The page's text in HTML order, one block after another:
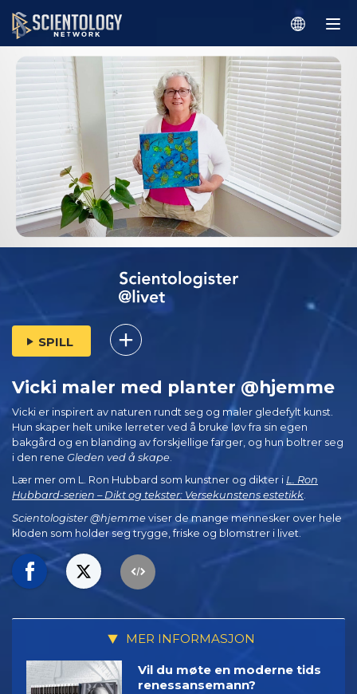
SPILL
Vicki maler med planter @hjemme
Vicki er inspirert av naturen rundt seg og maler gledefylt kunst.
Hun skaper helt unike lerreter ved å bruke løv fra sin egen
bakgård og en blanding av forskjellige farger, og hun boltrer seg
i den rene Gleden ved å skape
Lær mer om L. Ron Hubbard som kunstner og dikter i L. Ron
Hubbard-serien – Dikt og tekster: Versekunstens estetikk.
Scientologister @hjemme viser de mange mennesker over hele
kloden som holder seg trygge, friske og blomstrer i livet.
MER INFORMASJON
Vil du møte en moderne tids
renessansemann?